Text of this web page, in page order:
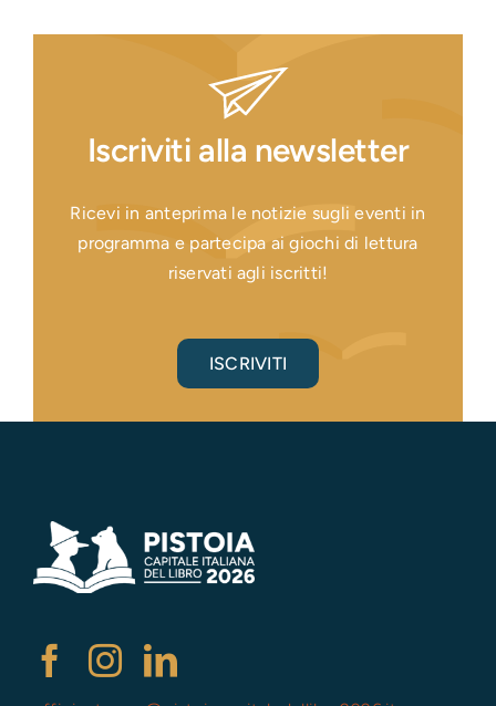
Iscriviti alla newsletter
Ricevi in anteprima le notizie sugli eventi in
programma e partecipa ai giochi di lettura
riservati agli iscritti!
ISCRIVITI